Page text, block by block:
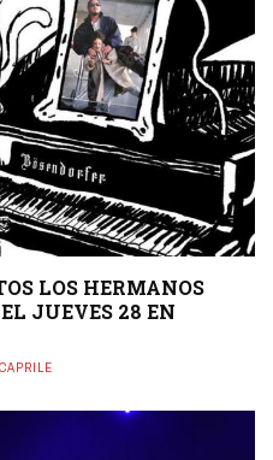
LOS HERMANOS
JUEVES 28 EN